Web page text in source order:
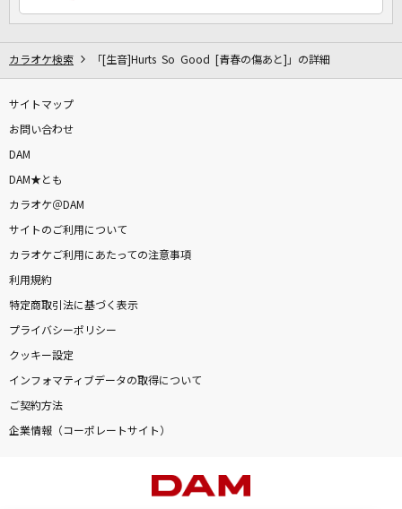
カラオケ検索 「[生音]Hurts So Good [青春の傷あと]」の詳細
サイトマップ
お問い合わせ
DAM
DAM★とも
カラオケ＠DAM
サイトのご利用について
カラオケご利用にあたっての注意事項
利用規約
特定商取引法に基づく表示
プライバシーポリシー
クッキー設定
インフォマティブデータの取得について
ご契約方法
企業情報（コーポレートサイト）